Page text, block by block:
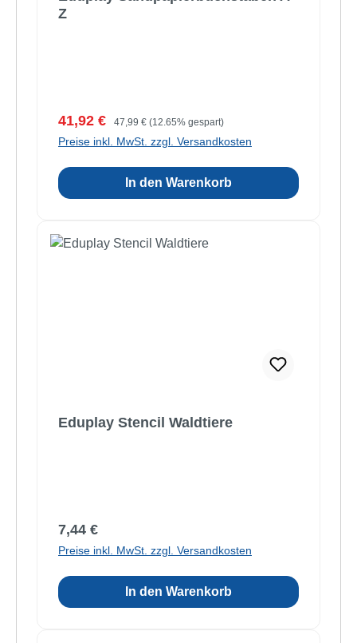
Z
Verkaufspreis:
41,92 € Regulärer Preis:
47,99 € (12.65% gespart)
Preise inkl. MwSt. zzgl. Versandkosten
In den Warenkorb
Eduplay Stencil Waldtiere
Regulärer Preis:
7,44 €
Preise inkl. MwSt. zzgl. Versandkosten
In den Warenkorb